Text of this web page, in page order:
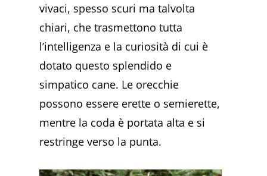
vivaci, spesso scuri ma talvolta
chiari, che trasmettono tutta
l’intelligenza e la curiosità di cui è
dotato questo splendido e
simpatico cane. Le orecchie
possono essere erette o semierette,
mentre la coda è portata alta e si
restringe verso la punta.